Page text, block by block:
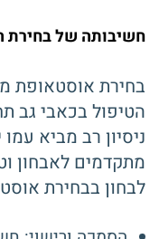
חשיבותה של בחירת
בחירת אוסטאופת
הטיפול בכאבי גב
ניסיון רב מביא עמו
מתקדמים לאבחון
לבחון בבחירת